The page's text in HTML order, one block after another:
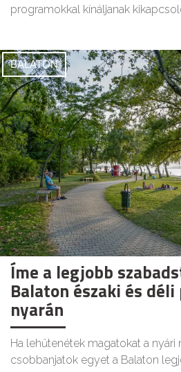
programokkal kínáljanak
BALATON
Íme a legjobb
Balaton északi és
nyarán
Ha lehűtenétek magatokat a nyári
csobbanjatok egyet a Balaton